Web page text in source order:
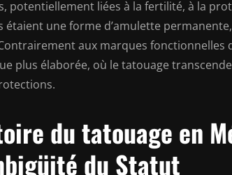
potentiellement liées à la fertilité, à la
étaient une forme d’amulette
aux marques fonctionnelles
plus élaborée, où le tatouage
du tatouage en
du Statut